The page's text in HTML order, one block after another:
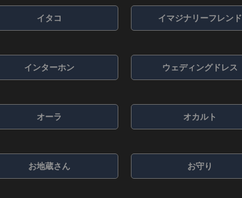
イタコ イマジナリーフレンド
インターホン ウェディングドレス
オーラ オカルト
お地蔵さん お守り